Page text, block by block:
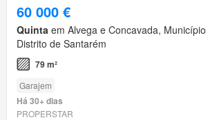
60 000 €
Quinta em Alvega e Concavada,
Distrito de Santarém
79 m²
Garajem
Há 30+ dias
PROPERSTAR